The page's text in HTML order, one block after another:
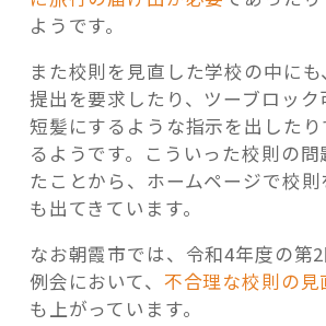
ようです。
また校則を見直した学校の中に
提出を要求したり、ツーブロック
短髪にするような指示を出した
るようです。こういった校則の
たことから、ホームページで校
も出てきています。
なお朝霞市では、令和4年度の第
例会において、 不合理な校則の
も上がっています。